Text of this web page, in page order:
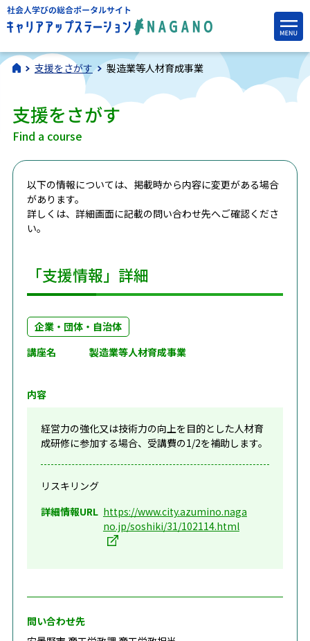
支援をさがす 製造業等人材育成事業
支援をさがす
Find a course
以下の情報については、掲載時から内容に変更がある場合
があります。
詳しくは、詳細画面に記載の問い合わせ先へご確認くださ
い。
「支援情報」詳細
企業・団体・自治体
講座名
製造業等人材育成事業
内容
経営力の強化又は技術力の向上を目的とした人材育
成研修に参加する場合、受講費の1/2を補助します。
リスキリング
詳細情報URL https://www.city.azumino.naga
no.jp/soshiki/31/102114.html
問い合わせ先